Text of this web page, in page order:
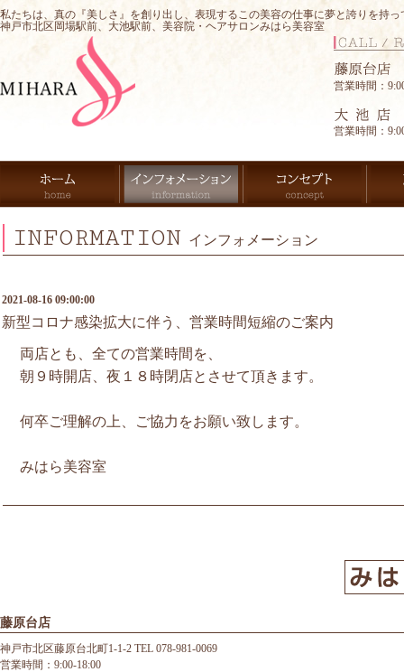
私たちは、真の『美しさ』を創り出し、表現するこの美容の仕事に夢と誇りを持
神戸市北区岡場駅前、大池駅前、美容院・ヘアサロンみはら美容室
営業時間：
営業時間：
INFORMATION インフォメーション
2021-08-16 09:00:00
新型コロナ感染拡大に伴う、営業時間短縮のご案内
両店とも、全ての営業時間を、
朝９時開店、夜１８時閉店とさせて頂きます。
何卒ご理解の上、ご協力をお願い致します。
みはら美容室
藤原台店
神戸市北区藤原台北町1-1-2 TEL 078-981-0069
営業時間：9:00-18:00